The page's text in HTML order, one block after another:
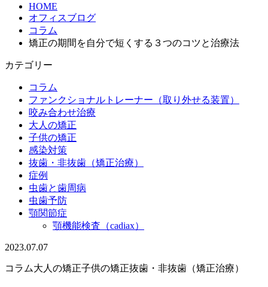
HOME
オフィスブログ
コラム
矯正の期間を自分で短くする３つのコツと治療法
カテゴリー
コラム
ファンクショナルトレーナー（取り外せる装置）
咬み合わせ治療
大人の矯正
子供の矯正
感染対策
抜歯・非抜歯（矯正治療）
症例
虫歯と歯周病
虫歯予防
顎関節症
顎機能検査（cadiax）
2023.07.07
コラム大人の矯正子供の矯正抜歯・非抜歯（矯正治療）